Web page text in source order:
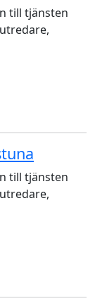
till tjänsten
till tjänsten